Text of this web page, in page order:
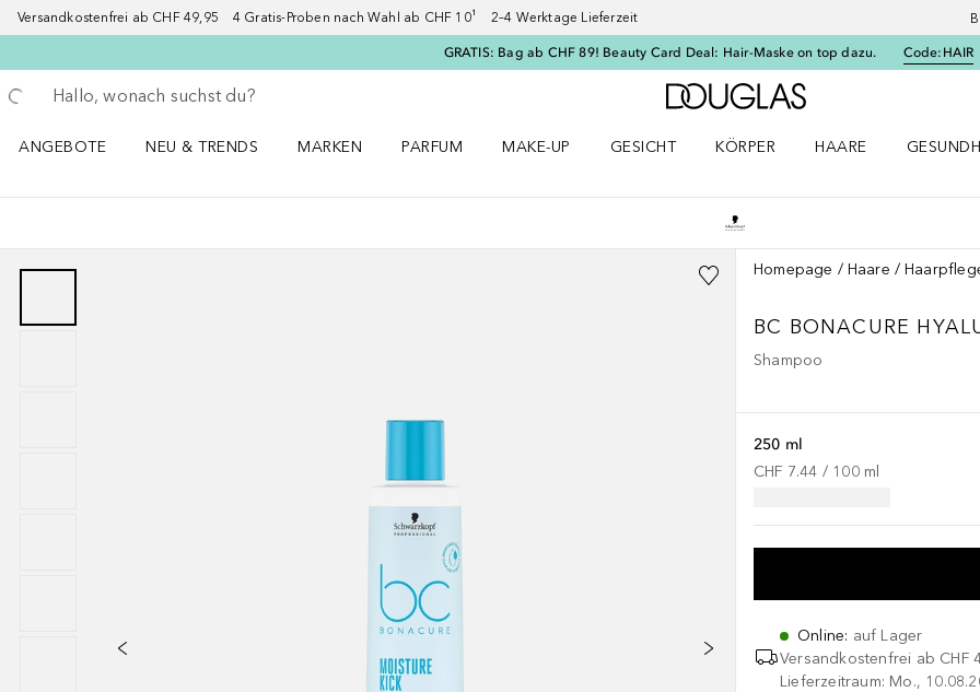
Versandkostenfrei ab CHF 49,95 4 Gratis-Proben nach Wahl ab CHF 10¹ 2–4 Werktage Lieferzeit
GRATIS: Bag ab CHF 89! Beauty Card Deal: Hair-Maske on top dazu. Code: HAIR
Gehe zurück
Suche ausführen
Zur Douglas Startseite
ANGEBOTE
NEU & TRENDS
MARKEN
PARFUM
MAKE-UP
GESICHT
KÖRPER
HAARE
Homepage Haare
BC BONACURE
Shampoo
250 ml
CHF 7.44 / 100 ml
Online: auf Lager
Versandkostenfrei ab CHF
Lieferzeitraum: Mo.,